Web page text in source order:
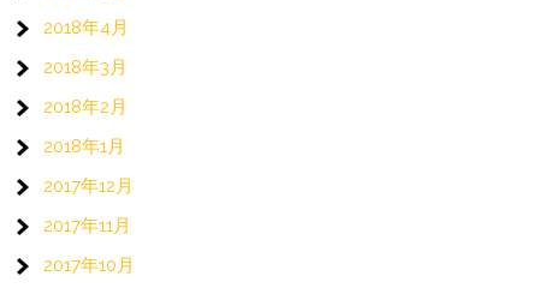
2018年4月
2018年3月
2018年2月
2018年1月
2017年12月
2017年11月
2017年10月